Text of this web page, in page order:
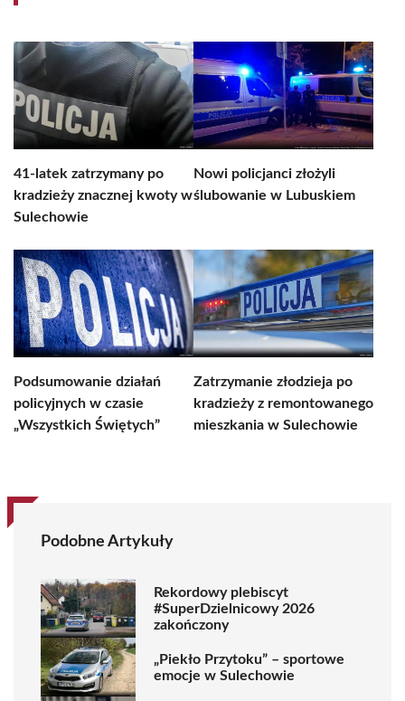
41-latek zatrzymany po
kradzieży znacznej kwoty w
Sulechowie
Nowi policjanci złożyli
ślubowanie w Lubuskiem
Podsumowanie działań
policyjnych w czasie
„Wszystkich Świętych”
Zatrzymanie złodzieja po
kradzieży z remontowanego
mieszkania w Sulechowie
Podobne Artykuły
Rekordowy plebiscyt
#SuperDzielnicowy 2026
zakończony
„Piekło Przytoku” – sportowe
emocje w Sulechowie